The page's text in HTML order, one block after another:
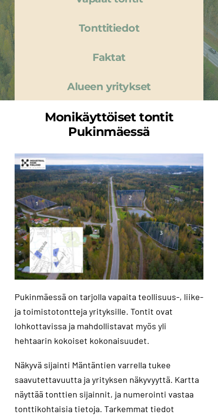
Tonttitiedot
Faktat
Alueen yritykset
Monikäyttöiset tontit
Pukinmäessä
Pukinmäessä on tarjolla vapaita teollisuus-, liike-
ja toimistotontteja yrityksille. Tontit ovat
lohkottavissa ja mahdollistavat myös yli
hehtaarin kokoiset kokonaisuudet.
Näkyvä sijainti Mäntäntien varrella tukee
saavutettavuutta ja yrityksen näkyvyyttä. Kartta
näyttää tonttien sijainnit, ja numerointi vastaa
tonttikohtaisia tietoja. Tarkemmat tiedot